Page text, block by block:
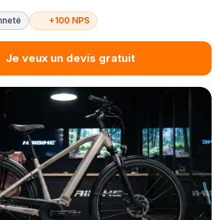
+100 NPS
Je veux un devis gratuit